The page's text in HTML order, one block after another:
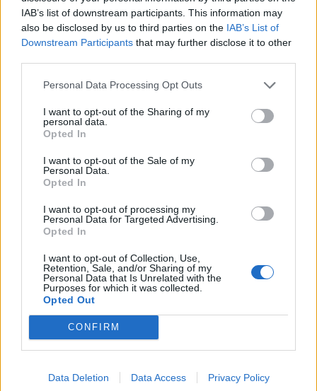
IAB’s list of downstream participants. This information may
also be disclosed by us to third parties on the IAB’s List of
Downstream Participants that may further disclose it to other
Personal Data Processing Opt Outs
I want to opt-out of the Sharing of my
personal data.
Opted In
I want to opt-out of the Sale of my
Personal Data.
Opted In
I want to opt-out of processing my
Personal Data for Targeted Advertising.
Opted In
I want to opt-out of Collection, Use,
Retention, Sale, and/or Sharing of my
Personal Data that Is Unrelated with the
Purposes for which it was collected.
Opted Out
CONFIRM
Data Deletion Data Access Privacy Policy
NAZIONALI GIOVANILI
Italia U18: i 30 convocati per la doppia
sfida all'Irlanda
Daniele Goegan / 25.10.2024 12:43
Sei Nazioni U20 2025: calendario delle
partite dell'Italia
Pagina 8 di 17